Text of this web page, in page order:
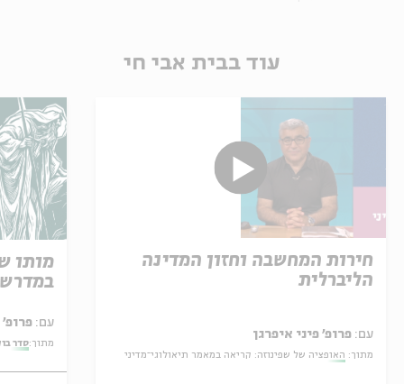
עוד בבית אבי חי
חירות המחשבה וחזון המדינה
הליברלית
עם: פרופ' פיני איפרגן
מתוך: האופציה של שפינוזה: קריאה במאמר תיאולוגי־מדיני
מותו
עם: פרופ' אביגדור שנאן
מתוך:סדר